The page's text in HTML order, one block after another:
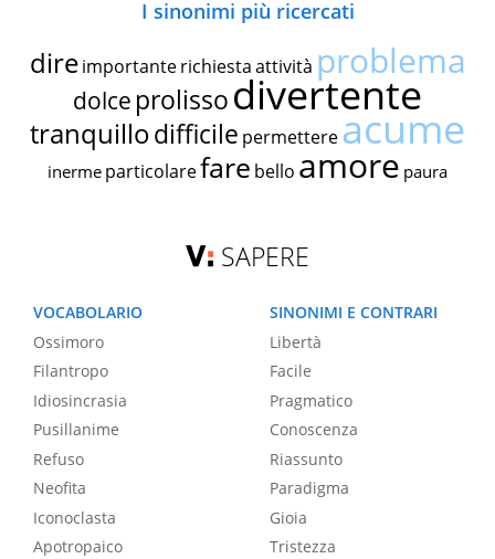
I sinonimi più ricercati
dire importante richiestaattività problema
dolce prolissodivertente
tranquillodifficile permettereacume
inerme particolarefare bello amore paura
SAPERE
VOCABOLARIO
Ossimoro
Filantropo
Idiosincrasia
Pusillanime
Refuso
Neofita
Iconoclasta
Apotropaico
SINONIMI E CONTRARI
Libertà
Facile
Pragmatico
Conoscenza
Riassunto
Paradigma
Gioia
Tristezza